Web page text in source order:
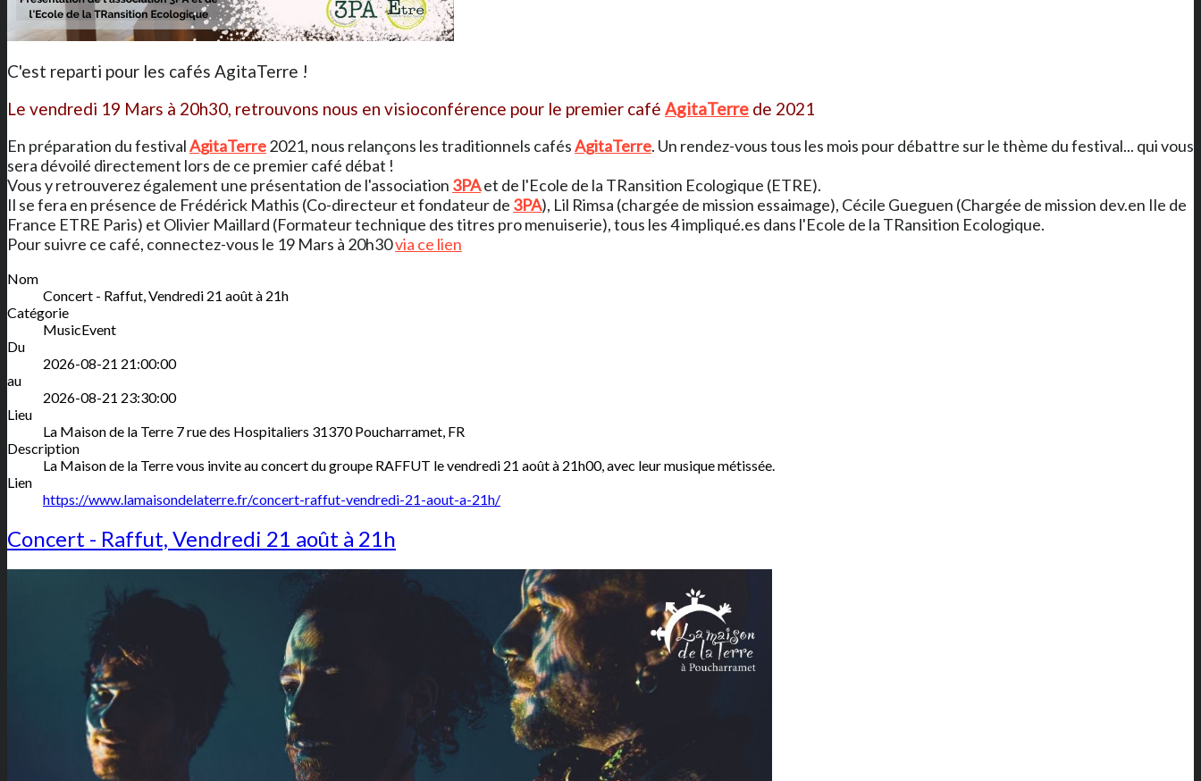
C'est reparti pour les cafés AgitaTerre !
Le vendredi 19 Mars à 20h30, retrouvons nous en visioconférence pour le premier café AgitaTerre de 2021
En préparation du festivalAgitaTerre2021, nous relançons les traditionnels cafésAgitaTerre. Un rendez-vous tous les mois pour débattre sur le thème du festival... qui vous
sera dévoilé directement lors de ce premier café débat !
Vous y retrouverez également une présentation de l'association 3PAet de l'Ecole de la TRansition Ecologique (ETRE).
Il se fera en présence de Frédérick Mathis (Co-directeur et fondateur de 3PA), Lil Rimsa (chargée de mission essaimage), Cécile Gueguen (Chargée de mission dev.en Ile de
France ETRE Paris) et Olivier Maillard (Formateur technique des titres pro menuiserie), tous les 4 impliqué.es dans l'Ecole de la TRansition Ecologique.
Pour suivre ce café, connectez-vous le 19 Mars à 20h30via ce lien
Nom
Concert - Raffut, Vendredi 21 août à 21h
Catégorie
MusicEvent
Du
2026-08-21 21:00:00
au
2026-08-21 23:30:00
Lieu
La Maison de la Terre 7 rue des Hospitaliers 31370 Poucharramet, FR
Description
La Maison de la Terre vous invite au concert du groupe RAFFUT le vendredi 21 août à 21h00, avec leur musique métissée.
Lien
https://www.lamaisondelaterre.fr/concert-raffut-vendredi-21-aout-a-21h/
Concert - Raffut, Vendredi 21 août à 21h